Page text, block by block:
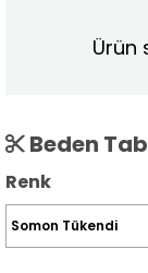
Ürün
Beden
Renk